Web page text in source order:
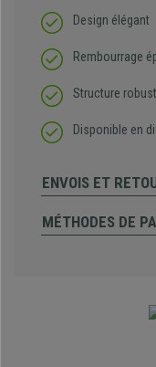
Design élégant
Rembourrage
Structure
Disponible en
ENVOIS ET
MÉTHODES DE